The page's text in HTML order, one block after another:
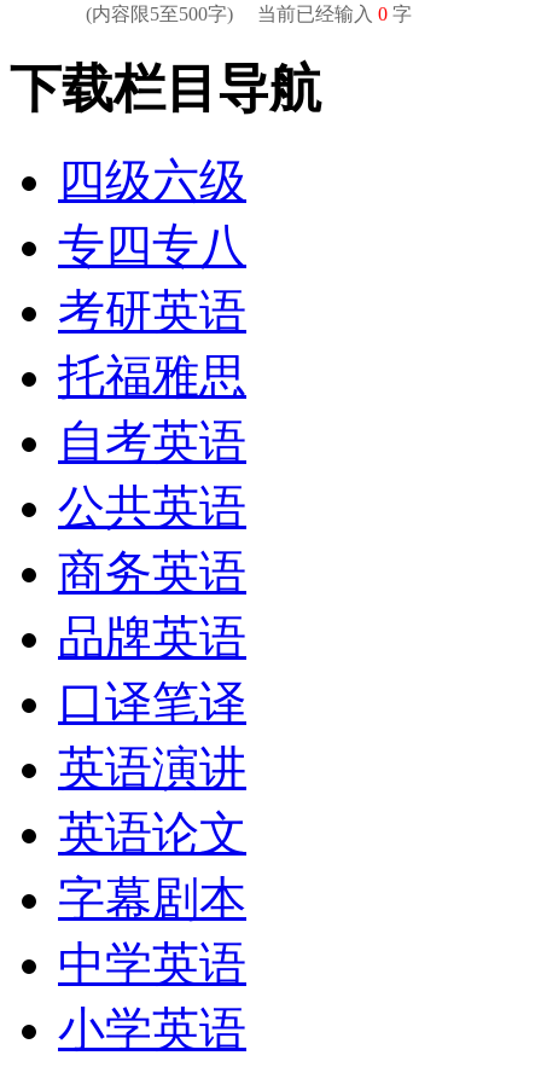
下载栏目导航
四级六级
专四专八
考研英语
托福雅思
自考英语
公共英语
商务英语
品牌英语
口译笔译
英语演讲
英语论文
字幕剧本
中学英语
小学英语